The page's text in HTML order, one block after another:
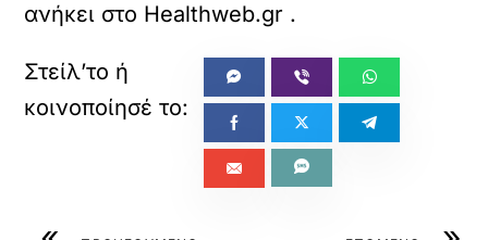
ανήκει στο Healthweb.gr .